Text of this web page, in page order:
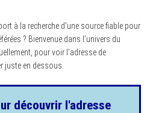
à la recherche d’une source fiable pour
? Bienvenue dans l’univers du
pour voir l’adresse de
juste en dessous.
découvrir l'adresse